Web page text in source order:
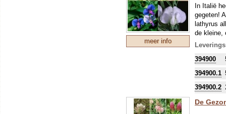
meer info
In Italië
gegeten!
lathyrus
de kleine,
en kook
men zich
ook in
lathyrus
Om uw
394900
394900.1
394900.2
De